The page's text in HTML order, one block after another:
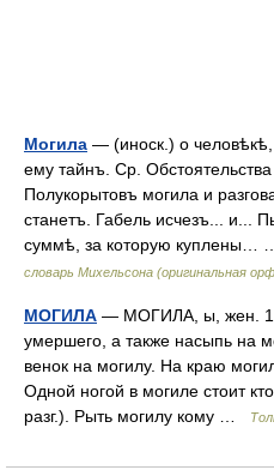
Могила — (иноск.) о
ему тайнъ. Ср.
Полукорытовъ могила и
станетъ. Габель исчезъ... и...
суммѣ, за которую куплены…
словарь Михельсона (оригинальная
МОГИЛА — МОГИЛА, ы, жен. 1.
умершего, а также насыпь на
венок на могилу. На краю
Одной ногой в могиле стоит
разг.). Рыть могилу кому …